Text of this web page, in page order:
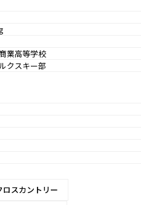
業高等学校
クスキー部
ロスカントリー